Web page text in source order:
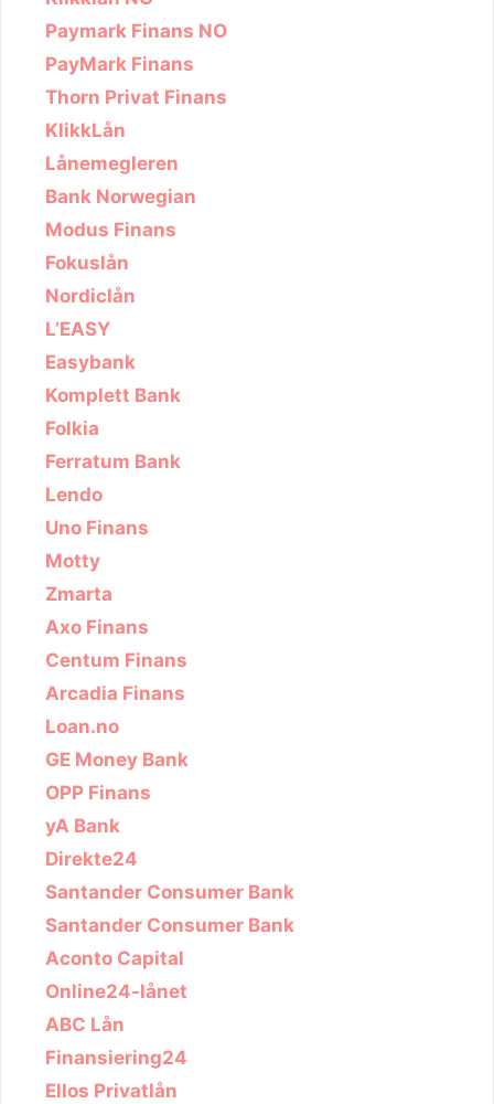
Paymark Finans NO
PayMark Finans
Thorn Privat Finans
KlikkLån
Lånemegleren
Bank Norwegian
Modus Finans
Fokuslån
Nordiclån
L’EASY
Easybank
Komplett Bank
Folkia
Ferratum Bank
Lendo
Uno Finans
Motty
Zmarta
Axo Finans
Centum Finans
Arcadia Finans
Loan.no
GE Money Bank
OPP Finans
yA Bank
Direkte24
Santander Consumer Bank
Santander Consumer Bank
Aconto Capital
Online24-lånet
ABC Lån
Finansiering24
Ellos Privatlån